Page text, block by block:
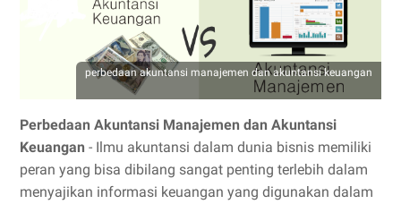
perbedaan akuntansi manajemen dan akuntansi keuangan
Perbedaan Akuntansi Manajemen dan Akuntansi
Keuangan - Ilmu akuntansi dalam dunia bisnis memiliki
peran yang bisa dibilang sangat penting terlebih dalam
menyajikan informasi keuangan yang digunakan dalam